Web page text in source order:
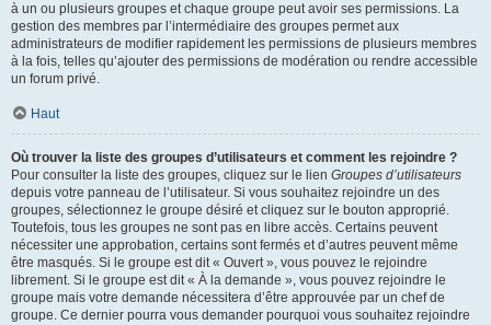
à un ou plusieurs groupes et chaque groupe peut avoir ses permissions. La
gestion des membres par l’intermédiaire des groupes permet aux
administrateurs de modifier rapidement les permissions de plusieurs membres
à la fois, telles qu’ajouter des permissions de modération ou rendre accessible
un forum privé.
Haut
Où trouver la liste des groupes d’utilisateurs et comment les rejoindre ?
Pour consulter la liste des groupes, cliquez sur le lien Groupes d’utilisateurs
depuis votre panneau de l’utilisateur. Si vous souhaitez rejoindre un des
groupes, sélectionnez le groupe désiré et cliquez sur le bouton approprié.
Toutefois, tous les groupes ne sont pas en libre accès. Certains peuvent
nécessiter une approbation, certains sont fermés et d’autres peuvent même
être masqués. Si le groupe est dit « Ouvert », vous pouvez le rejoindre
librement. Si le groupe est dit « À la demande », vous pouvez rejoindre le
groupe mais votre demande nécessitera d’être approuvée par un chef de
groupe. Ce dernier pourra vous demander pourquoi vous souhaitez rejoindre